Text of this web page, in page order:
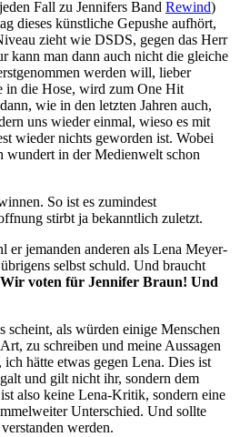
Fall zu Jennifers Band Rewind)
dieses künstliche Gepushe aufhört,
zieht wie DSDS, gegen das Herr
kann man dann auch nicht die gleiche
werden will, lieber
in die Hose, wird zum One Hit
wie in den letzten Jahren auch,
uns wieder einmal, wieso es mit
wieder nichts geworden ist. Wobei
wundert in der Medienwelt schon
So ist es zumindest
stirbt ja bekanntlich zuletzt.
er jemanden anderen als Lena Meyer-
selbst schuld. Und braucht
Wir voten für Jennifer Braun! Und
scheint, als würden einige Menschen
zu schreiben und meine Aussagen
hätte etwas gegen Lena. Dies ist
und gilt nicht ihr, sondern dem
also keine Lena-Kritik, sondern eine
Unterschied. Und sollte
werden.